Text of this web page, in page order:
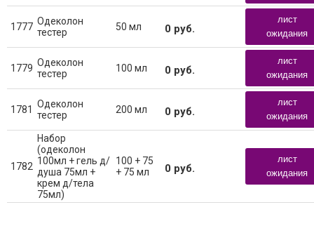
1777 Одеколон
тестер
50 мл 0 руб.
лист
ожидания
1779 Одеколон
тестер
100 мл 0 руб.
лист
ожидания
1781 Одеколон
тестер
200 мл 0 руб.
лист
ожидания
1782
Набор
(одеколон
100мл + гель д/
душа 75мл +
крем д/тела
75мл)
100 + 75
+ 75 мл
0 руб.
лист
ожидания